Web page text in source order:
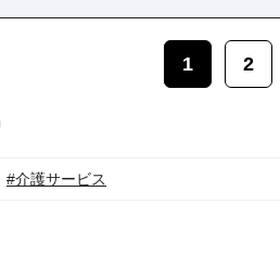
1 2
#介護サービス